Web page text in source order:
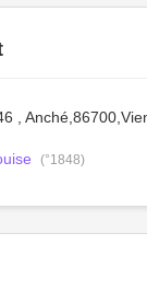
,
(°1848)